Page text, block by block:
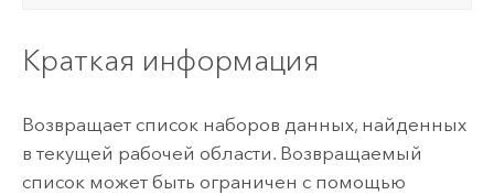
Краткая информация
Возвращает список наборов данных, найденных
в текущей рабочей области. Возвращаемый
список может быть ограничен с помощью